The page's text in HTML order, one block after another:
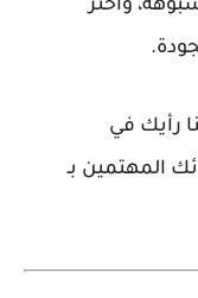
واختر
رأيك في
المهتمين بـ